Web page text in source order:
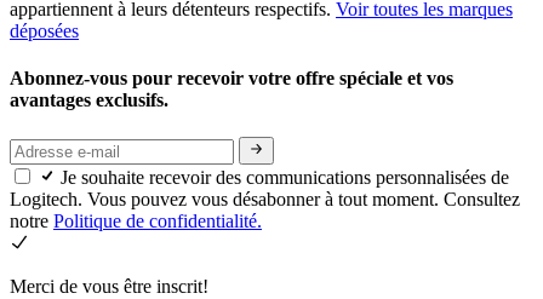
appartiennent à leurs détenteurs respectifs. Voir toutes les marques
déposées
Abonnez-vous pour recevoir votre offre spéciale et vos
avantages exclusifs.
Je souhaite recevoir des communications personnalisées de
Logitech. Vous pouvez vous désabonner à tout moment. Consultez
notre Politique de confidentialité.
Merci de vous être inscrit!